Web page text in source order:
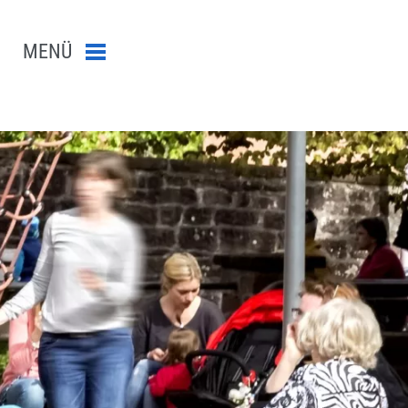
abschicken
MENÜ Menü schließen